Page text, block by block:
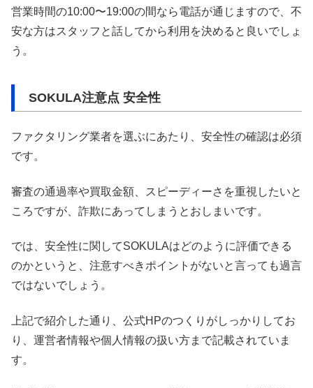
営業時間の10:00〜19:00の間なら電話が通じますので、不
安な方はスタッフと話してから利用を決めると良いでしょ
う。
SOKULA注意点 安全性
ファクタリング業者を選ぶにあたり、安全性の確認は必須
です。
審査の通過率や買取金額、スピーディーさを重視したいと
ころですが、詐欺にあってしまうとおしまいです。
では、安全性に関してSOKULAはどのように評価できる
のかというと、注意すべきポイントがないと言っても過言
ではないでしょう。
上記で紹介した通り、公式HPのつくりがしっかりしてお
り、運営者情報や個人情報の扱い方まで記載されていま
す。